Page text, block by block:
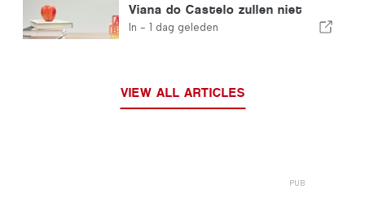
Viana do Castelo zullen niet
sluiten
In - 1 dag geleden
VIEW ALL ARTICLES